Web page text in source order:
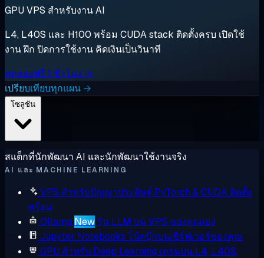
GPU VPS สำหรับงาน AI
L4, L40S และ H100 พร้อม CUDA stack ติดตั้งครบ เปิดใช้
งาน ฝึก ปิดการใช้งาน คิดเงินเป็นวินาที
ทดลองฟรี 1 ชั่วโมง →
เปรียบเทียบทุกแผน →
สแต็กที่นักพัฒนา AI และนักพัฒนาใช้งานจริง
AI และ MACHINE LEARNING
VPS สำหรับปัญญาประดิษฐ์ PyTorch & CUDA ติดตั้ง
พร้อม
Ollama New รัน LLM บน VPS ของคุณเอง
Jupyter Notebooks โน้ตบุ๊กบนเซิร์ฟเวอร์ของคุณ
GPU สำหรับ Deep Learning เทรนบน L4, L40S,